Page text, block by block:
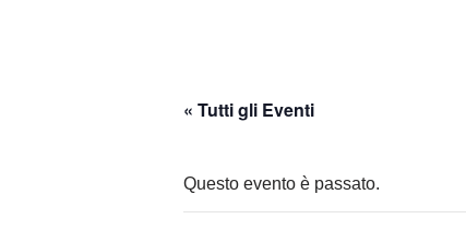
« Tutti gli Eventi
Questo evento è passato.